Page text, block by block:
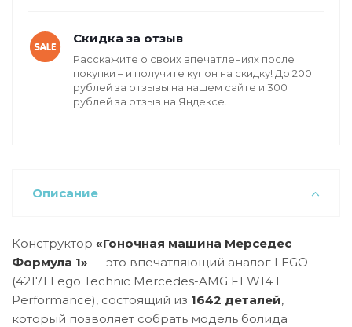
Скидка за отзыв
Расскажите о своих впечатлениях после
покупки – и получите купон на скидку! До 200
рублей за отзывы на нашем сайте и 300
рублей за отзыв на Яндексе.
Описание
Конструктор «Гоночная машина Мерседес
Формула 1» — это впечатляющий аналог LEGO
(42171 Lego Technic Mercedes-AMG F1 W14 E
Performance), состоящий из 1642 деталей,
который позволяет собрать модель болида